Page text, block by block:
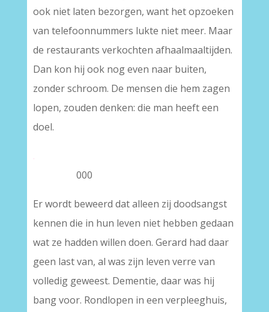
ook niet laten bezorgen, want het opzoeken
van telefoonnummers lukte niet meer. Maar
de restaurants verkochten afhaalmaaltijden.
Dan kon hij ook nog even naar buiten,
zonder schroom. De mensen die hem zagen
lopen, zouden denken: die man heeft een
doel.
.
000
Er wordt beweerd dat alleen zij doodsangst
kennen die in hun leven niet hebben gedaan
wat ze hadden willen doen. Gerard had daar
geen last van, al was zijn leven verre van
volledig geweest. Dementie, daar was hij
bang voor. Rondlopen in een verpleeghuis,